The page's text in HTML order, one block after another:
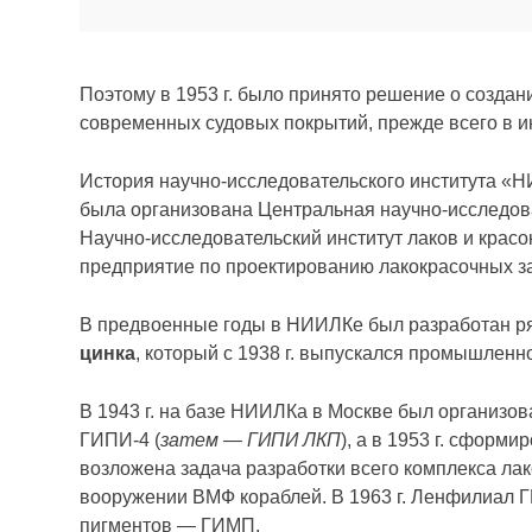
Поэтому в 1953 г. было принято решение о
современных судовых покрытий, прежде всего в
История научно-исследовательского института
была организована Центральная научно-
Научно-исследовательский институт лаков и
предприятие по проектированию лакокрасочных
В предвоенные годы в НИИЛКе был разработан
цинка, который с 1938 г. выпускался
В 1943 г. на базе НИИЛКа в Москве был
ГИПИ-4 (затем — ГИПИ ЛКП), а в 1953 г.
возложена задача разработки всего комплекса
вооружении ВМФ кораблей. В 1963 г. Ленфилиал
пигментов — ГИМП.